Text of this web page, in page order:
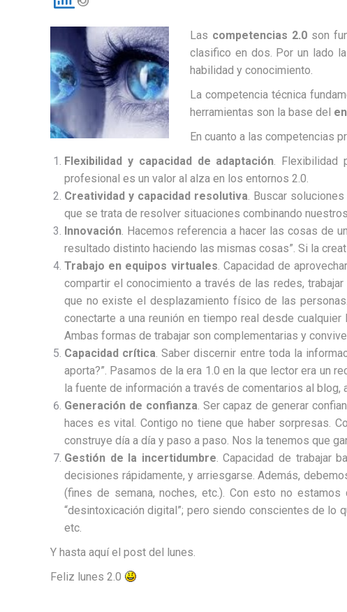
Las competencias 2.0 son
clasifico en dos. Por un lado
habilidad y conocimiento.
La competencia técnica
herramientas son la base del
En cuanto a las competencias
Flexibilidad y capacidad de adaptación. Flexibilidad
profesional es un valor al alza en los entornos 2.0.
Creatividad y capacidad resolutiva. Buscar
que se trata de resolver situaciones combinando
Innovación. Hacemos referencia a hacer las cosas de
resultado distinto haciendo las mismas cosas”. Si la
Trabajo en equipos virtuales. Capacidad de
compartir el conocimiento a través de las redes,
que no existe el desplazamiento físico de las
conectarte a una reunión en tiempo real desde
Ambas formas de trabajar son complementarias y
Capacidad crítica. Saber discernir entre toda la
aporta?”. Pasamos de la era 1.0 en la que lector era un
la fuente de información a través de comentarios al blog,
Generación de confianza. Ser capaz de generar
haces es vital. Contigo no tiene que haber sorpresas.
construye día a día y paso a paso. Nos la tenemos que
Gestión de la incertidumbre. Capacidad de trabajar
decisiones rápidamente, y arriesgarse. Además,
(fines de semana, noches, etc.). Con esto no
“desintoxicación digital”; pero siendo conscientes de lo
etc.
Y hasta aquí el post del lunes.
Feliz lunes 2.0